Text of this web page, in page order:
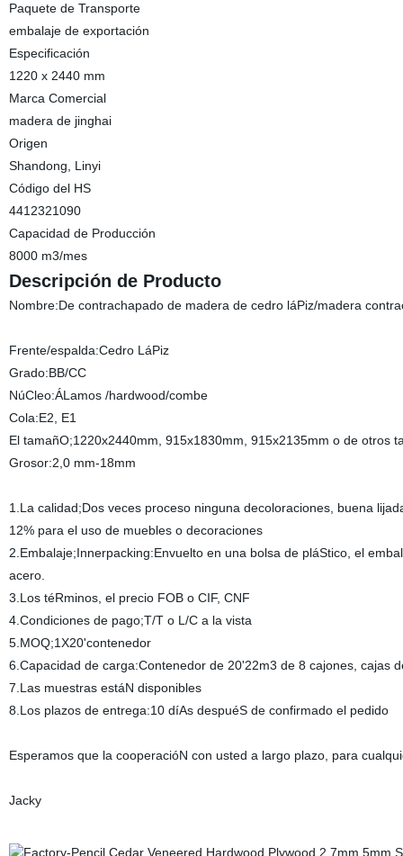
Paquete de Transporte
embalaje de exportación
Especificación
1220 x 2440 mm
Marca Comercial
madera de jinghai
Origen
Shandong, Linyi
Código del HS
4412321090
Capacidad de Producción
8000 m3/mes
Descripción de Producto
Nombre:De contrachapado de madera de cedro láPiz/madera
Frente/espalda:Cedro LáPiz
Grado:BB/CC
NúCleo:ÁLamos /hardwood/combe
Cola:E2, E1
El tamañO;1220x2440mm, 915x1830mm, 915x2135mm o de otros
Grosor:2,0 mm-18mm
1.La calidad;Dos veces proceso ninguna decoloraciones, buena
12% para el uso de muebles o decoraciones
2.Embalaje;Innerpacking:Envuelto en una bolsa de pláStico, el
acero.
3.Los téRminos, el precio FOB o CIF, CNF
4.Condiciones de pago;T/T o L/C a la vista
5.MOQ;1X20'contenedor
6.Capacidad de carga:Contenedor de 20'22m3 de 8 cajones, cajas
7.Las muestras estáN disponibles
8.Los plazos de entrega:10 díAs despuéS de confirmado el pedido
Esperamos que la cooperacióN con usted a largo plazo, para
Jacky